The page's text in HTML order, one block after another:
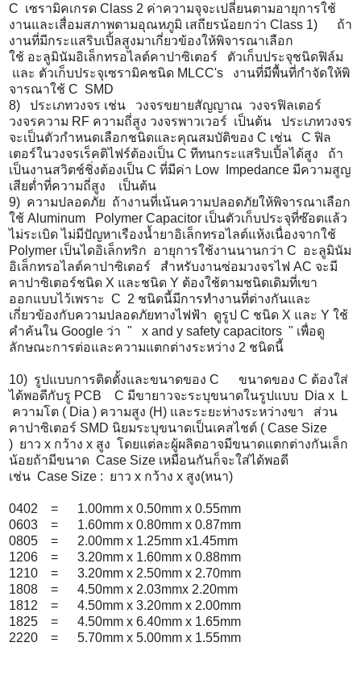
C เซรามิคเกรด Class 2 ค่าความจุจะเปลี่ยนตามอายุการใช้
งานและเสื่อมสภาพตามอุณหภูมิ เสถียรน้อยกว่า Class 1) ถ้า
งานที่มีกระแสริบเปิ้ลสูงมาเกี่ยวข้องให้พิจารณาเลือก
ใช้ อะลูมินัมอิเล็กทรอไลต์คาปาซิเตอร์ ตัวเก็บประจุชนิดฟิล์ม
และ ตัวเก็บประจุเซรามิคชนิด MLCC's งานที่มีพื้นที่กำจัดให้พิ
จารณาใช้ C SMD
8) ประเภทวงจร เช่น วงจรขยายสัญญาณ วงจรฟิลเตอร์
วงจรความ RF ความถี่สูง วงจรพาวเวอร์ เป็นต้น ประเภทวงจร
จะเป็นตัวกำหนดเลือกชนิดและคุณสมบัติของ C เช่น C ฟิล
เตอร์ในวงจรเร็คติไฟร์ต้องเป็น C ทีทนกระแสริบเปิ้ลได้สูง ถ้า
เป็นงานสวิตช์ชิ่งต้องเป็น C ที่มีค่า Low Impedance มีความสูญ
เสียต่ำที่ความถี่สูง เป็นต้น
9) ความปลอดภัย ถ้างานที่เน้นความปลอดภัยให้พิจารณาเลือก
ใช้ Aluminum Polymer Capacitor เป็นตัวเก็บประจุที่ซ๊อตแล้ว
ไม่ระเบิด ไม่มีปัญหาเรืองน้ำยาอิเล็กทรอไลต์แห้งเนื่องจากใช้
Polymer เป็นไดอิเล็กทริก อายุการใช้งานนานกว่า C อะลูมินัม
อิเล็กทรอไลต์คาปาซิเตอร์ สำหรับงานซ่อมวงจรไฟ AC จะมี
คาปาซิเตอร์ชนิด X และชนิด Y ต้องใช้ตามชนิดเดิมที่เขา
ออกแบบไว้เพราะ C 2 ชนิดนี้มีการทำงานที่ต่างกันและ
เกี่ยวข้องกับความปลอดภัยทางไฟฟ้า ดูรูป C ชนิด X และ Y ใช้
คำค้นใน Google ว่า " x and y safety capacitors " เพื่อดู
ลักษณะการต่อและความแตกต่างระหว่าง 2 ชนิดนี้
10) รูปแบบการติดตั้งและขนาดของ C ขนาดของ C ต้องใส่
ได้พอดีกับรู PCB C มีขายาวจะระบุขนาดในรูปแบบ Dia x L
ความโต ( Dia ) ความสูง (H) และระยะห่างระหว่างขา ส่วน
คาปาซิเตอร์ SMD นิยมระบุขนาดเป็นเคสไชต์ ( Case Size
) ยาว x กว้าง x สูง โดยแต่ละผู้ผลิตอาจมีขนาดแตกต่างกันเล็ก
น้อยถ้ามีขนาด Case Size เหมือนกันก็จะใส่ได้พอดี
เช่น Case Size : ยาว x กว้าง x สูง(หนา)
0402 = 1.00mm x 0.50mm x 0.55mm
0603 = 1.60mm x 0.80mm x 0.87mm
0805 = 2.00mm x 1.25mm x1.45mm
1206 = 3.20mm x 1.60mm x 0.88mm
1210 = 3.20mm x 2.50mm x 2.70mm
1808 = 4.50mm x 2.03mmx 2.20mm
1812 = 4.50mm x 3.20mm x 2.00mm
1825 = 4.50mm x 6.40mm x 1.65mm
2220 = 5.70mm x 5.00mm x 1.55mm